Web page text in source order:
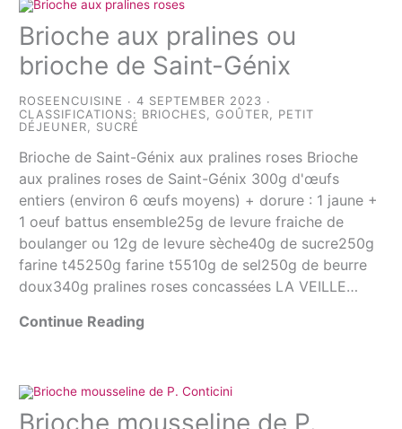
Brioche aux pralines ou
brioche de Saint-Génix
ROSEENCUISINE
4 SEPTEMBER 2023
CLASSIFICATIONS: BRIOCHES ,GOÛTER
PETIT
DÉJEUNER
SUCRÉ
Brioche de Saint-Génix aux pralines roses Brioche
aux pralines roses de Saint-Génix 300g d'œufs
entiers (environ 6 œufs moyens) + dorure : 1 jaune +
1 oeuf battus ensemble25g de levure fraiche de
boulanger ou 12g de levure sèche40g de sucre250g
farine t45250g farine t5510g de sel250g de beurre
doux340g pralines roses concassées LA VEILLE…
Continue Reading